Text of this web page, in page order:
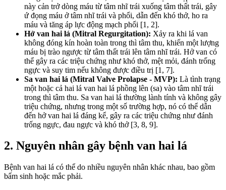
này cản trở dòng máu từ tâm nhĩ trái xuống tâm thất trái, gây
ứ đọng máu ở tâm nhĩ trái và phổi, dẫn đến khó thở, ho ra
máu và tăng áp lực động mạch phổi [1, 2].
Hở van hai lá (Mitral Regurgitation): Xảy ra khi lá van
không đóng kín hoàn toàn trong thì tâm thu, khiến một lượng
máu bị trào ngược từ tâm thất trái lên tâm nhĩ trái. Hở van có
thể gây ra các triệu chứng như khó thở, mệt mỏi, đánh trống
ngực và suy tim nếu không được điều trị [1, 7].
Sa van hai lá (Mitral Valve Prolapse - MVP): Là tình trạng
một hoặc cả hai lá van hai lá phồng lên (sa) vào tâm nhĩ trái
trong thì tâm thu. Sa van hai lá thường lành tính và không gây
triệu chứng, nhưng trong một số trường hợp, nó có thể dẫn
đến hở van hai lá đáng kể, gây ra các triệu chứng như đánh
trống ngực, đau ngực và khó thở [3, 8, 9].
2. Nguyên nhân gây bệnh van hai lá
Bệnh van hai lá có thể do nhiều nguyên nhân khác nhau, bao gồm
bẩm sinh hoặc mắc phải.